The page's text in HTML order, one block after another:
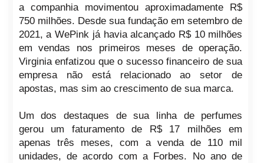
a companhia movimentou aproximadamente R$
750 milhões. Desde sua fundação em setembro de
2021, a WePink já havia alcançado R$ 10 milhões
em vendas nos primeiros meses de operação.
Virginia enfatizou que o sucesso financeiro de sua
empresa não está relacionado ao setor de
apostas, mas sim ao crescimento de sua marca.
Um dos destaques de sua linha de perfumes
gerou um faturamento de R$ 17 milhões em
apenas três meses, com a venda de 110 mil
unidades, de acordo com a Forbes. No ano de